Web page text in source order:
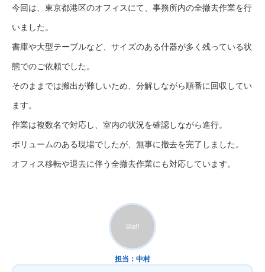
今回は、東京都港区のオフィスにて、事務所内の全撤去作業を行
いました。
書庫や大型テーブルなど、サイズのある什器が多く残っている状
態でのご依頼でした。
そのままでは搬出が難しいため、分解しながら順番に回収してい
ます。
作業は複数名で対応し、室内の状況を確認しながら進行。
ボリュームのある現場でしたが、無事に撤去を完了しました。
オフィス移転や退去に伴う全撤去作業にも対応しています。
担当：中村